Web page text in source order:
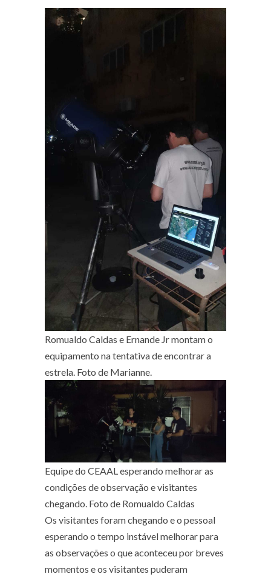
Romualdo Caldas e Ernande Jr montam o
equipamento na tentativa de encontrar a
estrela. Foto de Marianne.
Equipe do CEAAL esperando melhorar as
condições de observação e visitantes
chegando. Foto de Romualdo Caldas
Os visitantes foram chegando e o pessoal
esperando o tempo instável melhorar para
as observações o que aconteceu por breves
momentos e os visitantes puderam